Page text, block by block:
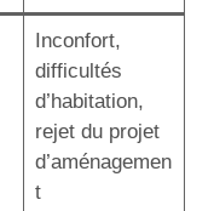
Inconfort,
difficultés
d’habitation,
rejet du projet
d’aménagemen
t